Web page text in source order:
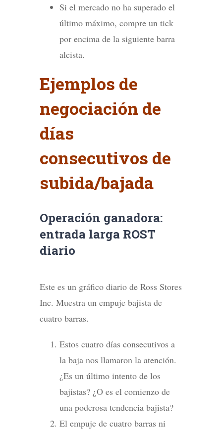
Si el mercado no ha superado el
último máximo, compre un tick
por encima de la siguiente barra
alcista.
Ejemplos de
negociación de
días
consecutivos de
subida/bajada
Operación ganadora:
entrada larga ROST
diario
Este es un gráfico diario de Ross Stores
Inc. Muestra un empuje bajista de
cuatro barras.
Estos cuatro días consecutivos a
la baja nos llamaron la atención.
¿Es un último intento de los
bajistas? ¿O es el comienzo de
una poderosa tendencia bajista?
El empuje de cuatro barras ni